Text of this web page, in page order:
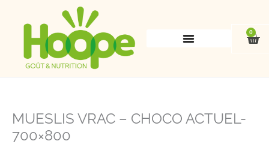
0
MUESLIS VRAC – CHOCO ACTUEL-
700×800